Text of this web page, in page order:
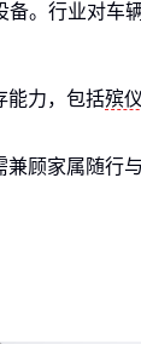
。行业对车
能力，包括殡
兼顾家属随行
冷藏单元，